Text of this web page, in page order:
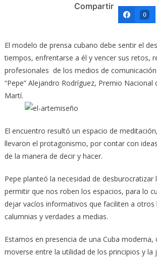
Compartir
0
El modelo de prensa cubano debe sentir el
tiempos, enfrentarse a él y vencer sus retos,
profesionales de los medios de
“Pepe” Alejandro Rodríguez, Premio Nacional
Martí.
El encuentro resultó un espacio de
llevaron el protagonismo, por contar con
de la manera de decir y hacer.
Pepe planteó la necesidad de
permitir que nos roben los espacios, para lo
dejar vacíos informativos que faciliten a otros
calumnias y verdades a medias.
Estamos en presencia de una Cuba moderna,
moverse entre la utilidad de los principios y la